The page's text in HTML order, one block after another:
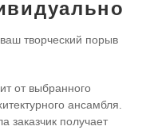
творческий порыв
от выбранного
ансамбля.
заказчик получает